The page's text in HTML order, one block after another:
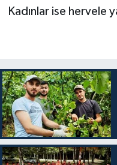
Kadınlar ise hervele
Bolu Müftülüğü
Bursa Müftülüğü
Çanakkale
Çankırı Müftülüğü
Çorum Müftülüğü
Makaleler
Duyurular
Podcast
Bilim, Teknoloji
Biyografiler